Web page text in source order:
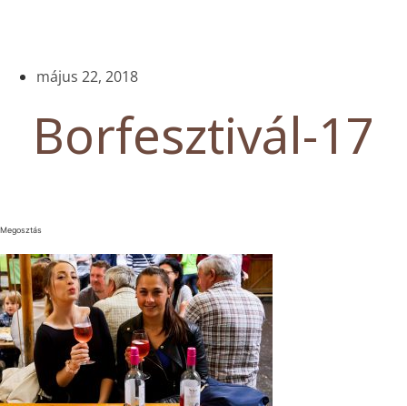
május 22, 2018
Borfesztivál-17
Megosztás